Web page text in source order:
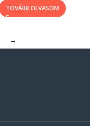
TOVÁBB OLVASOM
→